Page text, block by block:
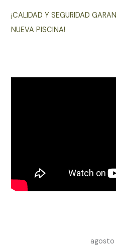
¡CALIDAD Y SEGURIDAD
NUEVA PISCINA!
agosto